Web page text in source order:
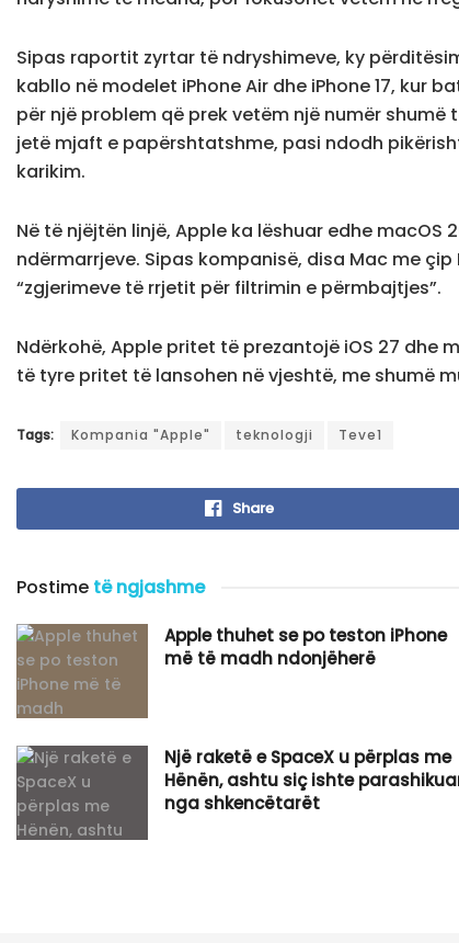
Sipas raportit zyrtar të ndryshimeve, ky
kabllo në modelet iPhone Air dhe iPhone 17, kur
për një problem që prek vetëm një numër
jetë mjaft e papërshtatshme, pasi ndodh
karikim.
Në të njëjtën linjë, Apple ka lëshuar edhe macOS
ndërmarrjeve. Sipas kompanisë, disa Mac me
“zgjerimeve të rrjetit për filtrimin e përmbajtjes”.
Ndërkohë, Apple pritet të prezantojë iOS 27 dhe
të tyre pritet të lansohen në vjeshtë, me shumë
Tags: Kompania "Apple" teknologji Teve1
Share
Postime të ngjashme
Apple thuhet se po teston iPhone
më të madh ndonjëherë
Një raketë e SpaceX u përplas me
Hënën, ashtu siç ishte
nga shkencëtarët